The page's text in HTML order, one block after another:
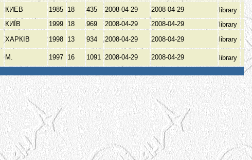
КИЕВ 1985 18 435 2008-04-29 2008-04-29
library
КИЇВ 1999 18 969 2008-04-29 2008-04-29
library
ХАРКІВ 1998 13 934 2008-04-29 2008-04-29 library
М. 1997 16 1091 2008-04-29 2008-04-29
library